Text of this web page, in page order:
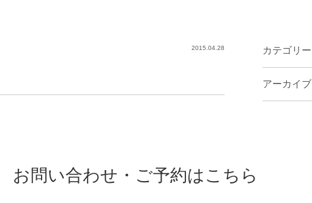
カテゴリー
アーカイブ
2015.04.28
お問い合わせ・ご予約はこちら